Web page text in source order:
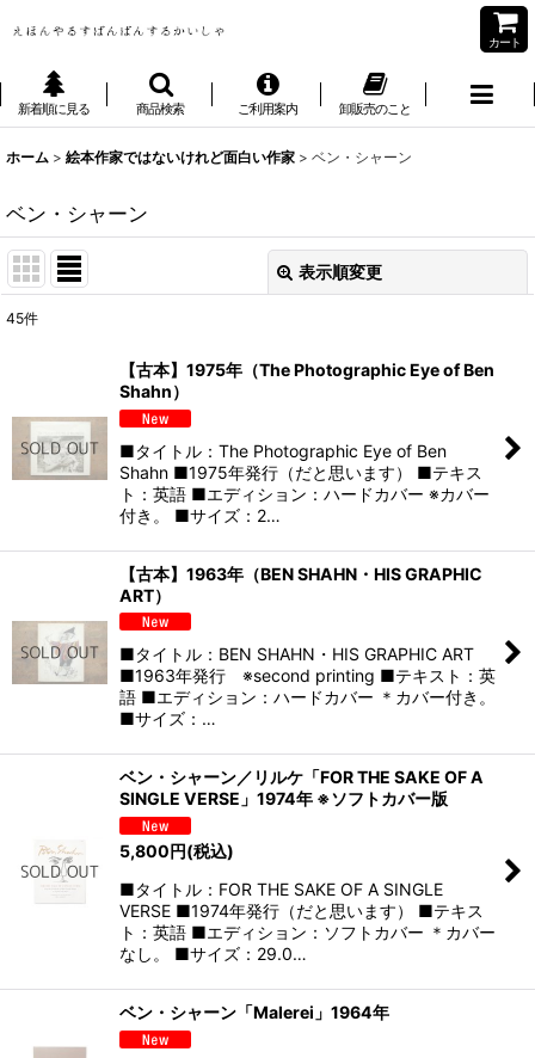
カート
新着順に見る 商品検索 ご利用案内 卸販売のこと
ホーム > 絵本作家ではないけれど面白い作家 > ベン・シャーン
ベン・シャーン
表示順変更
絞り込む
45件
【古本】1975年（The Photographic Eye of Ben
Shahn）
■タイトル：The Photographic Eye of Ben
Shahn ■1975年発行（だと思います） ■テキス
ト：英語 ■エディション：ハードカバー ※カバー
付き。 ■サイズ：2…
【古本】1963年（BEN SHAHN・HIS GRAPHIC
ART）
■タイトル：BEN SHAHN・HIS GRAPHIC ART
■1963年発行 ※second printing ■テキスト：英
語 ■エディション：ハードカバー ＊カバー付き。
■サイズ：…
ベン・シャーン／リルケ「FOR THE SAKE OF A
SINGLE VERSE」1974年 ※ソフトカバー版
5,800円(税込)
■タイトル：FOR THE SAKE OF A SINGLE
VERSE ■1974年発行（だと思います） ■テキス
ト：英語 ■エディション：ソフトカバー ＊カバー
なし。 ■サイズ：29.0…
ベン・シャーン「Malerei」1964年